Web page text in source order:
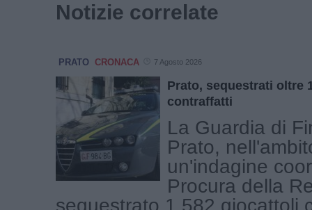
Notizie correlate
PRATO CRONACA 7 Agosto 2026
Prato, sequestrati oltre
contraffatti
La Guardia di
Prato,
un'indagine
Procura della
sequestrato 1.582 giocattoli